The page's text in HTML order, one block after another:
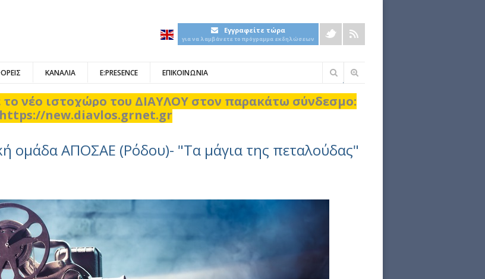
Εγγραφείτε τώρα
για να λαμβάνετε το πρόγραμμα εκδηλώσεων
ΚΑΝΑΛΙΑ E:PRESENCE ΕΠΙΚΟΙΝΩΝΙΑ
Φόρμα
αναζήτησης
νέο ιστοχώρο του ΔΙΑΥΛΟΥ στον παρακάτω σύνδεσμο:
https://new.diavlos.grnet.gr
ομάδα ΑΠΟΣΑΕ (Ρόδου)- "Τα μάγια της πεταλούδας"